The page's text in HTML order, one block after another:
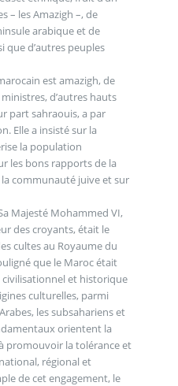
– les Amazigh –, de
arabique et de
que d’autres peuples
est amazigh, de
d’autres hauts
part sahraouis, a par
Elle a insisté sur la
la population
les bons rapports de la
communauté juive et sur
Majesté Mohammed VI,
des croyants, était le
cultes au Royaume du
que le Maroc était
et historique
culturelles, parmi
les subsahariens et
orientent la
promouvoir la tolérance et
régional et
de cet engagement, le